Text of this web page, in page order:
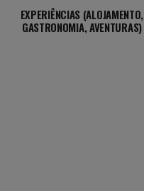
EXPERIÊNCIAS (ALOJAMENTO,
GASTRONOMIA, AVENTURAS)